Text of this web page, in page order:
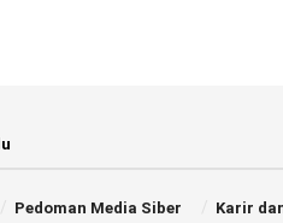
Pedoman Media Siber Karir